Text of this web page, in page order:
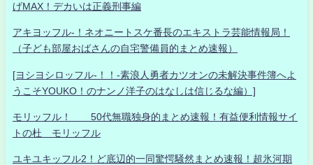
げMAX！デカいは正義刑事編
アキヨッフル-！ネオニートスケ番長のエキストラ芸能情報局！
（子ども部屋おばさんの自宅警備員的まとめ速報）
[ヨシヨシロッフル-！！-素浪人勇者カツオンの未解決事件簿へよ
うこそYOUKO！のナンノ洋子のはなしは信じるな編）]
モリッフル！ 50代無職独身的まとめ速報！有益便利情報サイ
トの杜 モリッフル
ユキユキッフル2！ど底辺的一同驚愕騒然まとめ速報！超氷河期